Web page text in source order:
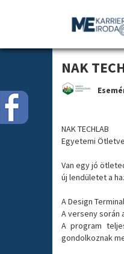
NAK
NAK TECHLAB
Egyetemi
Van egy jó
új lendületet a
A Design
A verseny során
A program
gondolkoznak